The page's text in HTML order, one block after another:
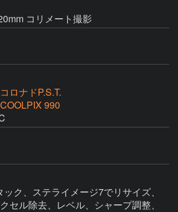
コリメート撮影
コロナドP.S.T.
COOLPIX 990
ク、ステライメージ7でリサイズ、
セル除去、レベル、シャープ調整、